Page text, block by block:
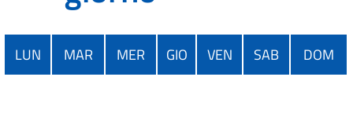
LUN MAR MER GIO VEN SAB DOM